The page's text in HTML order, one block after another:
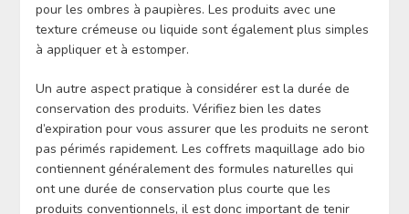
pour les ombres à paupières. Les produits avec une
texture crémeuse ou liquide sont également plus simples
à appliquer et à estomper.
Un autre aspect pratique à considérer est la durée de
conservation des produits. Vérifiez bien les dates
d’expiration pour vous assurer que les produits ne seront
pas périmés rapidement. Les coffrets maquillage ado bio
contiennent généralement des formules naturelles qui
ont une durée de conservation plus courte que les
produits conventionnels, il est donc important de tenir